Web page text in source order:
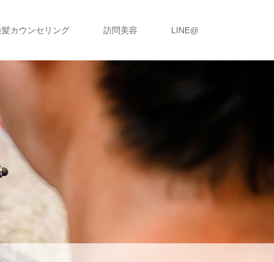
髪カウンセリング 訪問美容 LINE@